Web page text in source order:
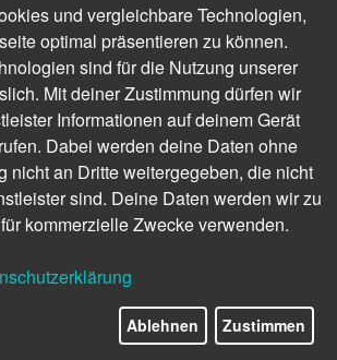
MUSIKFEST
spielt groß auf
und vergleichbare Technologien,
optimal präsentieren zu können.
sind für die Nutzung unserer
Mit deiner Zustimmung dürfen wir
Informationen auf deinem Gerät
Dabei werden deine Daten ohne
nicht an Dritte weitergegeben, die nicht
sind. Deine Daten werden wir zu
kommerzielle Zwecke verwenden.
Ablehnen Zustimmen